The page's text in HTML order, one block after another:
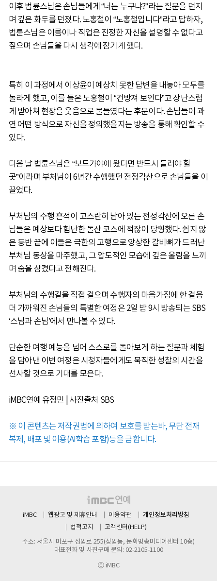
이후 법륜스님은 손님들에게 “너는 누구냐?”라는 질문을 던지
며 깊은 화두를 던졌다. 노홍철이 “노홍철입니다”라고 답하자,
법륜스님은 이름이나 직업은 진정한 자신을 설명할 수 없다고
짚으며 손님들을 다시 생각에 잠기게 했다.
특히 이 과정에서 이상윤이 예상치 못한 답변을 내놓아 모두를
놀라게 했고, 이를 들은 노홍철이 “건방져 보인다”고 장난스럽
게 받아쳐 현장을 웃음으로 물들였다는 후문이다. 손님들이 과
연 어떤 방식으로 자신을 정의했을지는 방송을 통해 확인할 수
있다.
다음 날 법륜스님은 “보드가야에 왔다면 반드시 들러야 할
곳”이라며 부처님이 6년간 수행했던 전정각산으로 손님들을 이
끌었다.
부처님의 수행 흔적이 고스란히 남아 있는 전정각산에 오른 손
님들은 예상보다 험난한 돌산 코스에 적잖이 당황했다. 쉽지 않
은 등반 끝에 이들은 극한의 고행으로 앙상한 갈비뼈가 드러난
부처님 동상을 마주했고, 그 압도적인 모습에 깊은 울림을 느끼
며 숨을 삼켰다고 전해진다.
부처님의 수행길을 직접 걸으며 수행자의 마음가짐에 한 걸음
더 가까워진 손님들의 특별한 여정은 2일 밤 9시 방송되는 SBS
‘스님과 손님’에서 만나볼 수 있다.
단순한 여행 예능을 넘어 스스로를 돌아보게 하는 질문과 체험
을 담아낸 이번 여정은 시청자들에게도 묵직한 성찰의 시간을
선사할 것으로 기대를 모은다.
iMBC연예 유정민 | 사진출처 SBS
※ 이 콘텐츠는 저작권법에 의하여 보호를 받는바, 무단 전재
복제, 배포 및 이용(AI학습 포함)등을 금합니다.
iMBC 웹광고 및 제휴안내 이용약관 개인정보처리방침
법적고지
고객센터(HELP)
주소: 서울시 마포구 성암로 255(상암동, 문화방송미디어센터 10층)
대표전화 및 사진구매 문의: 02-2105-1100
ⓒ iMBC